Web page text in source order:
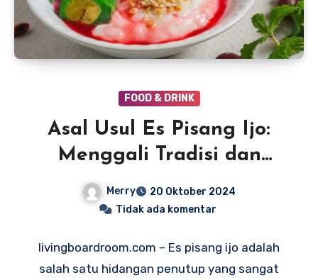
FOOD & DRINK
Asal Usul Es Pisang Ijo:
Menggali Tradisi dan
Kelezatan Nusantara
Merry
20 Oktober 2024
Tidak ada komentar
livingboardroom.com – Es pisang ijo adalah
salah satu hidangan penutup yang sangat